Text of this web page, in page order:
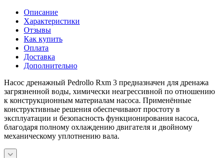
Описание
Характеристики
Отзывы
Как купить
Оплата
Доставка
Дополнительно
Насос дренажный Pedrollo Rxm 3 предназначен для дренажа
загрязненной воды, химически неагрессивной по отношению
к конструкционным материалам насоса. Применённые
конструктивные решения обеспечивают простоту в
эксплуатации и безопасность функционирования насоса,
благодаря полному охлаждению двигателя и двойному
механическому уплотнению вала.